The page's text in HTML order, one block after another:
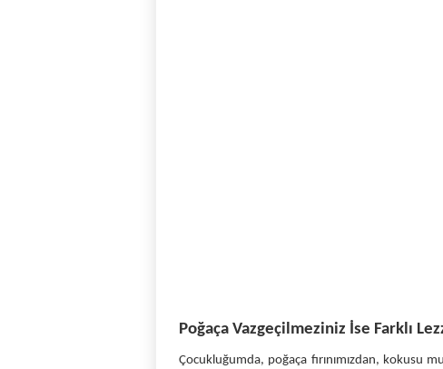
Poğaça Vazgeçilmeziniz İse Farklı
Çocukluğumda, poğaça fırınımızdan, kokusu